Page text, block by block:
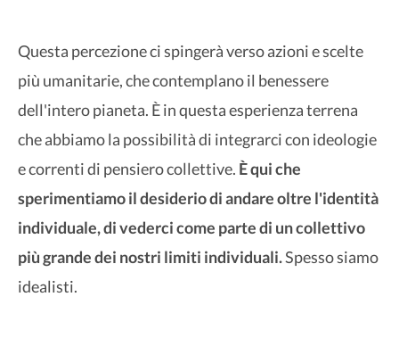
Questa percezione ci spingerà verso azioni e scelte
più umanitarie, che contemplano il benessere
dell'intero pianeta. È in questa esperienza terrena
che abbiamo la possibilità di integrarci con ideologie
e correnti di pensiero collettive. È qui che
sperimentiamo il desiderio di andare oltre l'identità
individuale, di vederci come parte di un collettivo
più grande dei nostri limiti individuali.Spesso siamo
idealisti.